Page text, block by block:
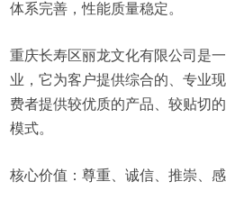
体系完善，性能质量稳定。
重庆长寿区丽龙文化有限公司是
业，它为客户提供综合的、专业
费者提供较优质的产品、较贴切
模式。
核心价值：尊重、诚信、推崇、